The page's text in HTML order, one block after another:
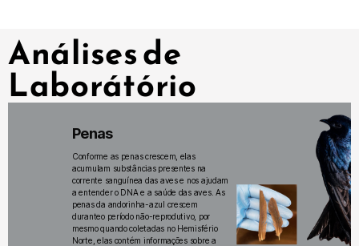
Análises de
Laborátório
Penas
Conforme as penas crescem, elas
acumulam substâncias presentes na
corrente sanguínea das aves e nos ajudam
a entender o DNA e a saúde das aves. As
penas da andorinha-azul crescem
duranteo período não-reprodutivo, por
mesmo quando coletadas no Hemisfério
Norte, elas contém informações sobre a